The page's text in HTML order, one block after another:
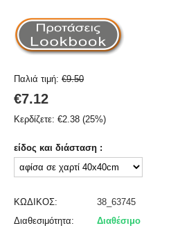
Παλιά τιμή: €9.50
€7.12
Κερδίζετε: €2.38 (25%)
είδος και διάσταση :
ΚΩΔΙΚΟΣ:
38_63745
Διαθεσιμότητα:
Διαθέσιμο